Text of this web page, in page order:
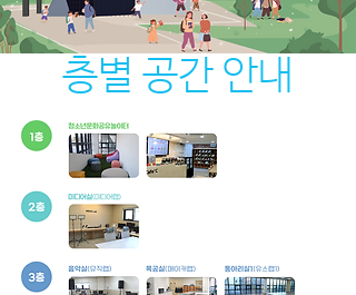
층별 공간 안내